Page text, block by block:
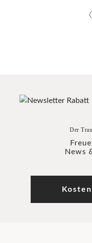
Der
News